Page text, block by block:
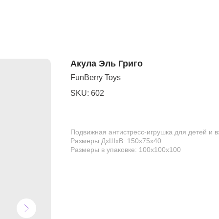
Акула Эль Григо
FunBerry Toys
SKU: 602
Подвижная антистресс-игрушка для детей и
Размеры ДхШхВ: 150х75х40
Размеры в упаковке: 100х100х100